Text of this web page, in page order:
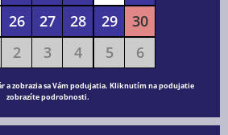
26 27 28 29
30
2 3 4 5 6
a zobrazia sa Vám podujatia. Kliknutím na podujatie
zobrazíte podrobnosti.